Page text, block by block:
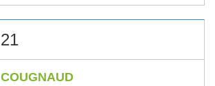
21
COUGNAUD